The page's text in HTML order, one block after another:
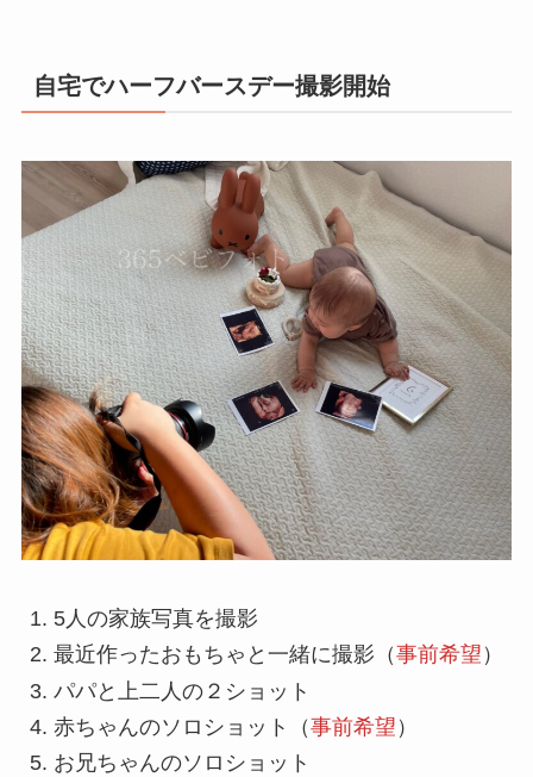
自宅でハーフバースデー撮影開始
5人の家族写真を撮影
最近作ったおもちゃと一緒に撮影（事前希望 ）
パパと上二人の２ショット
赤ちゃんのソロショット（事前希望 ）
お兄ちゃんのソロショット